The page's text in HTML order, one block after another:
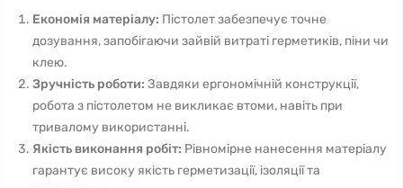
Економія матеріалу: Пістолет забезпечує точне
дозування, запобігаючи зайвій витраті герметиків, піни чи
клею.
Зручність роботи: Завдяки ергономічній конструкції,
робота з пістолетом не викликає втоми, навіть при
тривалому використанні.
Якість виконання робіт: Рівномірне нанесення матеріалу
гарантує високу якість герметизації, ізоляції та